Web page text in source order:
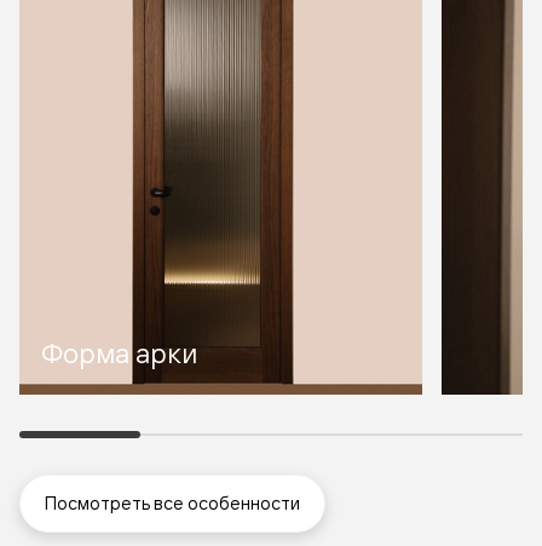
Форма арки
Посмотреть все особенности